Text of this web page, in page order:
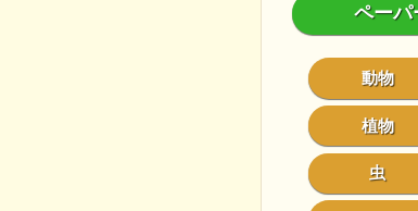
ペーパ
動物
植物
虫